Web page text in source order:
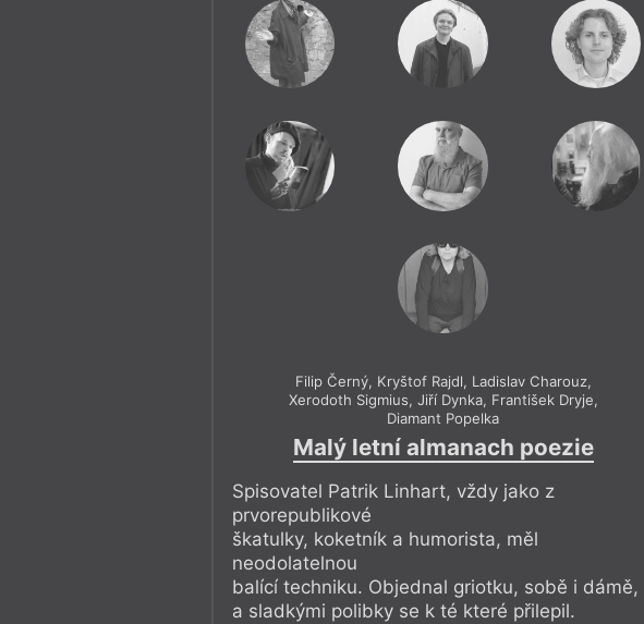
Filip Černý, Kryštof Rajdl, Ladislav Charouz,
Xerodoth Sigmius, Jiří Dynka, František Dryje,
Diamant Popelka
Malý letní almanach poezie
Spisovatel Patrik Linhart, vždy jako z
prvorepublikové
škatulky, koketník a humorista, měl
neodolatelnou
balící techniku. Objednal griotku, sobě i dámě,
a sladkými polibky se k té které přilepil.